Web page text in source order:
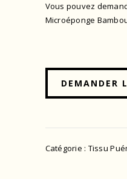
Vous pouvez
Microéponge
DEMANDER
Catégorie : Tissu